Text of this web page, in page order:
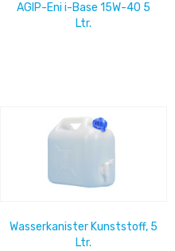
AGIP-Eni i-Base 15W-40 5
Ltr.
Wasserkanister Kunststoff, 5
Ltr.